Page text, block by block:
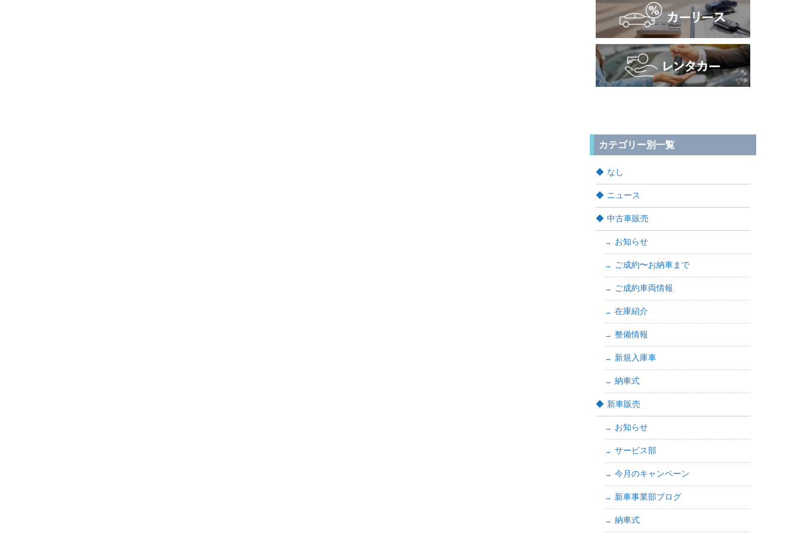
カテゴリー別一覧
なし
ニュース
中古車販売
お知らせ
ご成約〜お納車まで
ご成約車両情報
在庫紹介
整備情報
新規入庫車
納車式
新車販売
お知らせ
サービス部
今月のキャンペーン
新車事業部ブログ
納車式